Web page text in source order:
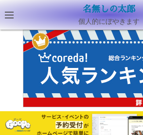
名無しの太郎
個人的にぼやきます